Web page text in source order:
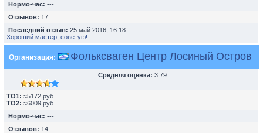
Нормо-час: ---
Отзывов: 17
Последний отзыв: 25 май 2016, 16:18
Хороший мастер, советую!
Организация: Фольксваген Центр Лосиный Остров
Средняя оценка: 3.79
TO1: ≈5172 руб.
TO2: ≈6009 руб.
Нормо-час: ---
Отзывов: 14